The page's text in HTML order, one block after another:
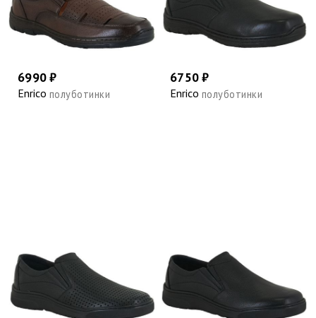
6990 ₽
Enrico полуботинки
6750 ₽
Enrico полуботинки